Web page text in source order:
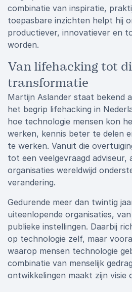
combinatie van inspiratie,
toepasbare inzichten helpt hij
productiever, innovatiever en
worden.
Van lifehacking tot
transformatie
Martijn Aslander staat bekend
het begrip lifehacking in
hoe technologie mensen kon
werken, kennis beter te delen
te werken. Vanuit die
tot een veelgevraagd adviseur,
organisaties wereldwijd
verandering.
Gedurende meer dan twintig
uiteenlopende organisaties,
publieke instellingen. Daarbij
op technologie zelf, maar
waarop mensen technologie
combinatie van menselijk
ontwikkelingen maakt zijn visie